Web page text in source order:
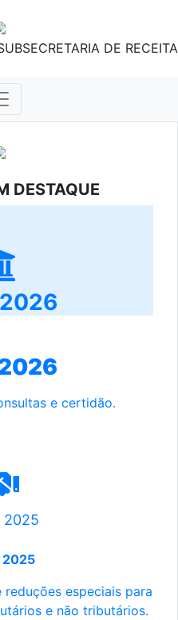
DE RECEITA
DESTAQUE
e certidão.
2025
2025
especiais para
e não tributários.